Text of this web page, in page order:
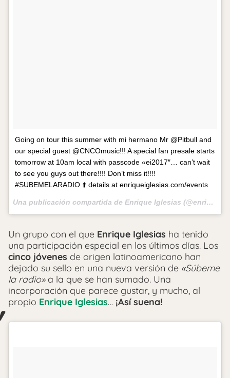
Going on tour this summer with mi hermano Mr @Pitbull and
our special guest @CNCOmusic!!! A special fan presale starts
tomorrow at 10am local with passcode «ei2017″… can’t wait
to see you guys out there!!!! Don’t miss it!!!!
#SUBEMELARADIO ⬆️ details at enriqueiglesias.com/events
Una publicación compartida de Enrique Iglesias (@enriqueiglesias) el
Un grupo con el que Enrique Iglesias ha tenido
una participación especial en los últimos días. Los
cinco jóvenes de origen latinoamericano han
dejado su sello en una nueva versión de «Súbeme
la radio»a la que se han sumado. Una
incorporación que parece gustar, y mucho, al
propio Enrique Iglesias… ¡Así suena!